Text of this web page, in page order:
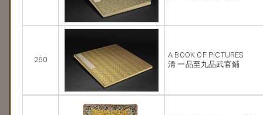
260
A BOOK OF PICTURES
清 一品至九品武官鋪